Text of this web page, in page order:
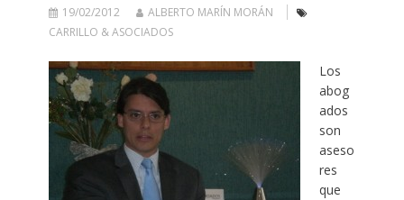
19/02/2012
ALBERTO MARÍN MORÁN
CARRILLO & ASOCIADOS
Los
abog
ados
son
aseso
res
que